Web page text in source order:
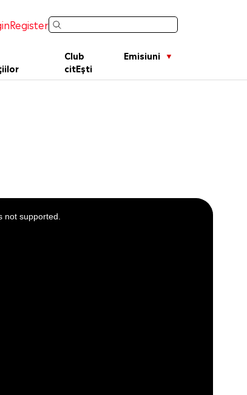
Register
Club
citEști
Emisiuni
supported.